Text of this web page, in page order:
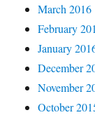
March 2016
February
January
December
November
October